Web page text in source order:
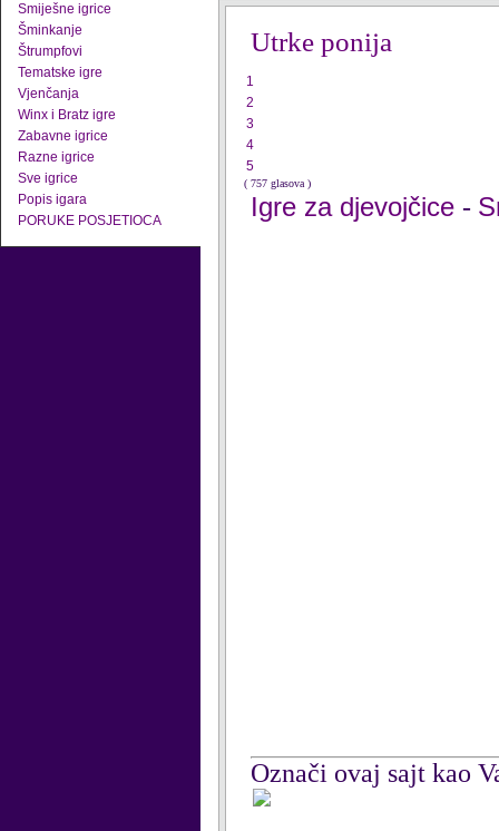
Smiješne igrice
Šminkanje
Štrumpfovi
Tematske igre
Vjenčanja
Winx i Bratz igre
Zabavne igrice
Razne igrice
Sve igrice
Popis igara
PORUKE POSJETIOCA
Utrke ponija
1
2
3
4
5
( 757 glasova )
Igre za djevojčice -
Označi ovaj sajt kao